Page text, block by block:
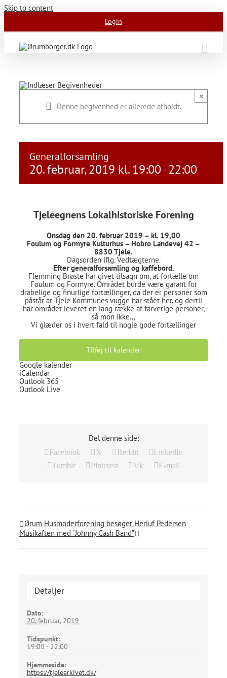
Skip to content
Login
Denne begivenhed er allerede afholdt.
×
Generalforsamling
20. februar, 2019 kl. 19:00 - 22:00
Tjeleegnens Lokalhistoriske Forening
Onsdag den 20. februar 2019 – kl. 19,00
Foulum og Formyre Kulturhus – Hobro Landevej 42 –
8830 Tjele.
Dagsorden iflg. Vedtægterne.
Efter generalforsamling og kaffebord.
Flemming Brøste har givet tilsagn om, at fortælle om
Foulum og Formyre. Området burde være garant for
drabelige og finurlige fortællinger, da der er personer som
påstår at Tjele Kommunes vugge har stået her, og dertil
har området leveret en lang række af farverige personer,
så mon ikke.,,
Vi glæder os i hvert fald til nogle gode fortællinger
Tilføj til kalender
Google kalender
iCalendar
Outlook 365
Outlook Live
Del denne side:
Facebook X Reddit
LinkedIn
Tumblr
Pinterest Vk E-mail
Ørum Husmoderforening besøger Herluf Pedersen
Musikaften med “Johnny Cash Band”
Detaljer
Dato:
20. februar, 2019
Tidspunkt:
19:00 - 22:00
Hjemmeside:
https://tjelearkivet.dk/